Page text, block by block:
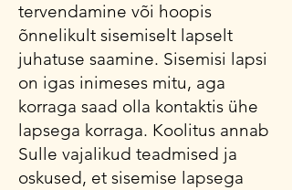
tervendamine või hoopis
õnnelikult sisemiselt lapselt
juhatuse saamine. Sisemisi lapsi
on igas inimeses mitu, aga
korraga saad olla kontaktis ühe
lapsega korraga. Koolitus annab
Sulle vajalikud teadmised ja
oskused, et sisemise lapsega